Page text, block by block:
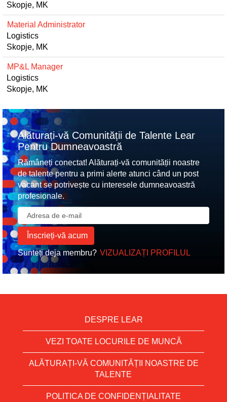
Skopje, MK
Material Administrator
Logistics
Skopje, MK
MP&L Manager
Logistics
Skopje, MK
Alăturați-vă Comunității de Talente Lear
Pentru Dumneavoastră
Rămâneți conectat! Alăturați-vă comunității noastre
de talente pentru a primi alerte atunci când un post
vacant se potrivește cu interesele dumneavoastră
profesionale.
Sunteți deja membru? VIZUALIZAȚI PROFILUL
DESPRE LEAR
VEZI TOATE LOCURILE DE MUNCĂ
ALĂTURAȚI-VĂ COMUNITĂȚII NOASTRE DE
TALENTE
POLITICA DE CONFIDENȚIALITATE